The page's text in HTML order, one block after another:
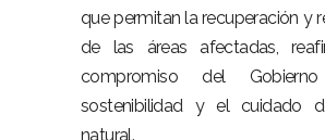
que permitan la recuperación y
de las áreas afectadas,
compromiso del
sostenibilidad y el cuidado
natural.